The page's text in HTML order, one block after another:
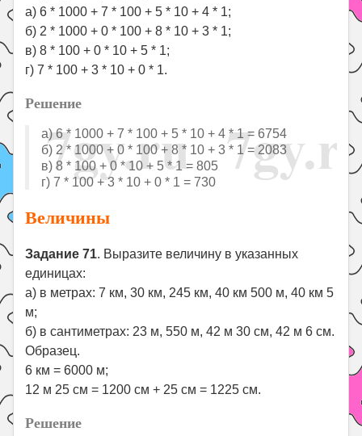
а) 6 * 1000 + 7 * 100 + 5 * 10 + 4 * 1;
б) 2 * 1000 + 0 * 100 + 8 * 10 + 3 * 1;
в) 8 * 100 + 0 * 10 + 5 * 1;
г) 7 * 100 + 3 * 10 + 0 * 1.
Решение
а) 6 * 1000 + 7 * 100 + 5 * 10 + 4 * 1 = 6754
б) 2 * 1000 + 0 * 100 + 8 * 10 + 3 * 1 = 2083
в) 8 * 100 + 0 * 10 + 5 * 1 = 805
г) 7 * 100 + 3 * 10 + 0 * 1 = 730
Величины
Задание 71. Выразите величину в указанных
единицах:
а) в метрах: 7 км, 30 км, 245 км, 40 км 500 м, 40 км 5
м;
б) в сантиметрах: 23 м, 550 м, 42 м 30 см, 42 м 6 см.
Образец.
6 км = 6000 м;
12 м 25 см = 1200 см + 25 см = 1225 см.
Решение